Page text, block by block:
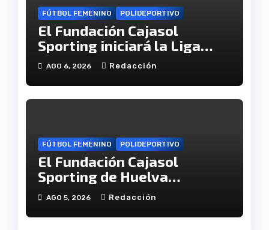
FÚTBOL FEMENINO POLIDEPORTIVO
El Fundación Cajasol
Sporting iniciará la Liga
recibiendo al Cacereño
AGO 6, 2026 Redacción
FÚTBOL FEMENINO POLIDEPORTIVO
El Fundación Cajasol
Sporting de Huelva
disputará la Copa de
Andalucía en el Estadio
Antonio Toledo Sánchez
AGO 5, 2026 Redacción